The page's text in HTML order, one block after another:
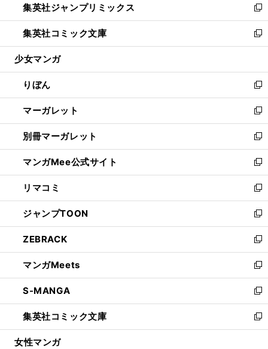
く
で
開
く
ド
ウ
で
開
ィ
ン
ド
ウ
開
く
い
ウ
ィ
ン
ウ
で
開
く
集英社ジャンプリミックス
新
し
い
ウ
ン
ド
ウ
で
開
く
集英社コミック文庫
新
し
ウ
ィ
ン
ド
ウ
で
開
く
少女マンガ
りぼん
新
し
い
ウ
ィ
ン
ド
ウ
で
開
く
マーガレット
新
し
い
ウ
ィ
ン
ド
ウ
で
開
く
別冊マーガレット
新
し
い
ウ
ィ
ン
ド
ウ
で
開
く
マンガMee公式サイト
新
し
い
ウ
ィ
ン
ド
ウ
で
開
く
リマコミ
新
し
い
ウ
ィ
ン
ド
ウ
で
開
く
ジャンプTOON
新
し
い
ウ
ィ
ン
ド
ウ
で
開
ZEBRACK
新
し
い
ウ
ィ
ン
ド
ウ
マンガMeets
新
し
い
ウ
ィ
ン
S-MANGA
新
し
い
ウ
集英社コミック文庫
新
し
女性マンガ